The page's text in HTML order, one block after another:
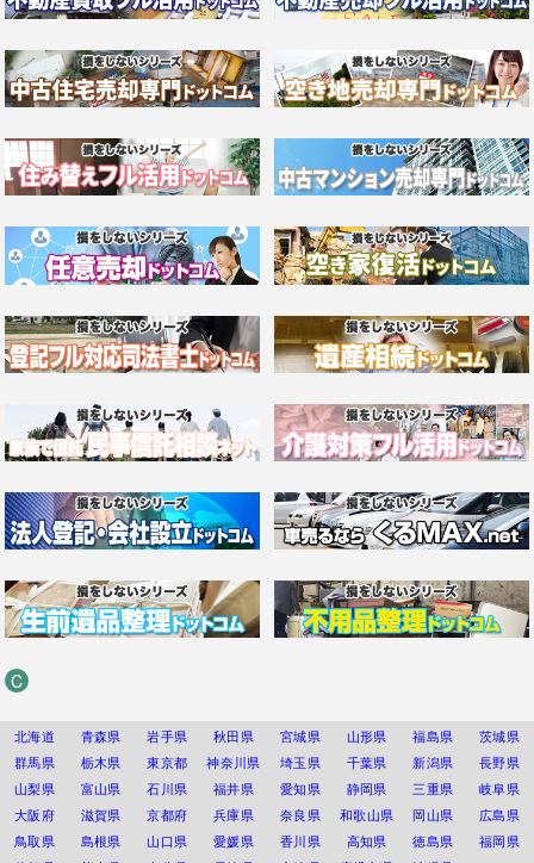
C
北海道 青森県 岩手県 秋田県 宮城県 山形県 福島県
茨城県
群馬県
栃木県 東京都 神奈川県 埼玉県 千葉県 新潟県
長野県
山梨県
富山県 石川県 福井県 愛知県 静岡県 三重県
岐阜県
大阪府
滋賀県 京都府 兵庫県 奈良県 和歌山県 岡山県
広島県
鳥取県
島根県 山口県 愛媛県 香川県 高知県 徳島県
福岡県